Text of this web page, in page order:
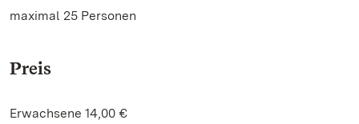
maximal 25 Personen
Preis
Erwachsene 14,00 €